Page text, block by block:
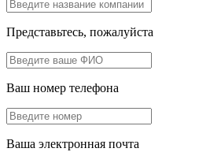
Представьтесь, пожалуйста
Ваш номер телефона
Ваша электронная почта